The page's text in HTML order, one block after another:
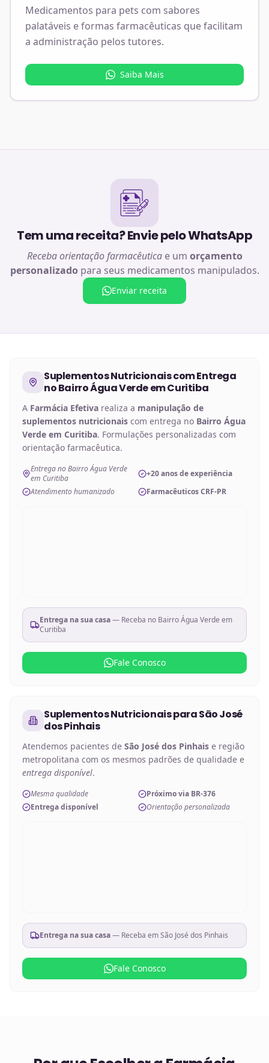
Medicamentos para pets com sabores
palatáveis e formas farmacêuticas que facilitam
a administração pelos tutores.
Saiba Mais
Tem uma receita? Envie pelo WhatsApp
Receba orientação farmacêuticae um orçamento
personalizado para seus medicamentos manipulados.
Enviar receita
Suplementos Nutricionaiscom Entrega
noBairro Água Verde em Curitiba
A Farmácia Efetiva realiza a manipulação de
suplementos nutricionais com entrega no Bairro Água
Verde em Curitiba. Formulações personalizadas com
orientação farmacêutica.
Entrega no Bairro Água Verde
em Curitiba
+20 anos de experiência
Atendimento humanizado
Farmacêuticos CRF-PR
Entrega na sua casa— Receba no Bairro Água Verde em
Curitiba
Fale Conosco
Suplementos NutricionaisparaSão José
dos Pinhais
Atendemos pacientes de São José dos Pinhais e região
metropolitana com os mesmos padrões de qualidade e
entrega disponível.
Mesma qualidade
Próximo via BR-376
Entrega disponível
Orientação personalizada
Entrega na sua casa— Receba emSão José dos Pinhais
Fale Conosco